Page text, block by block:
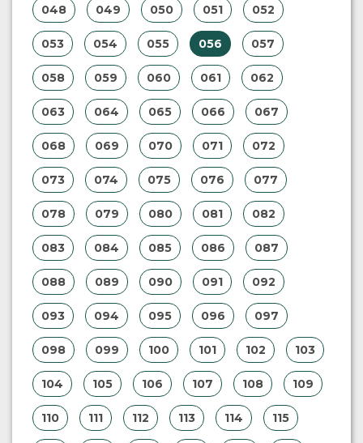
048 049 050 051 052
053 054 055 056 057
058 059 060 061 062
063 064 065 066 067
068 069 070 071 072
073 074 075 076 077
078 079 080 081 082
083 084 085 086 087
088 089 090 091 092
093 094 095 096 097
098 099 100 101 102 103
104 105 106 107 108 109
110 111 112 113 114 115